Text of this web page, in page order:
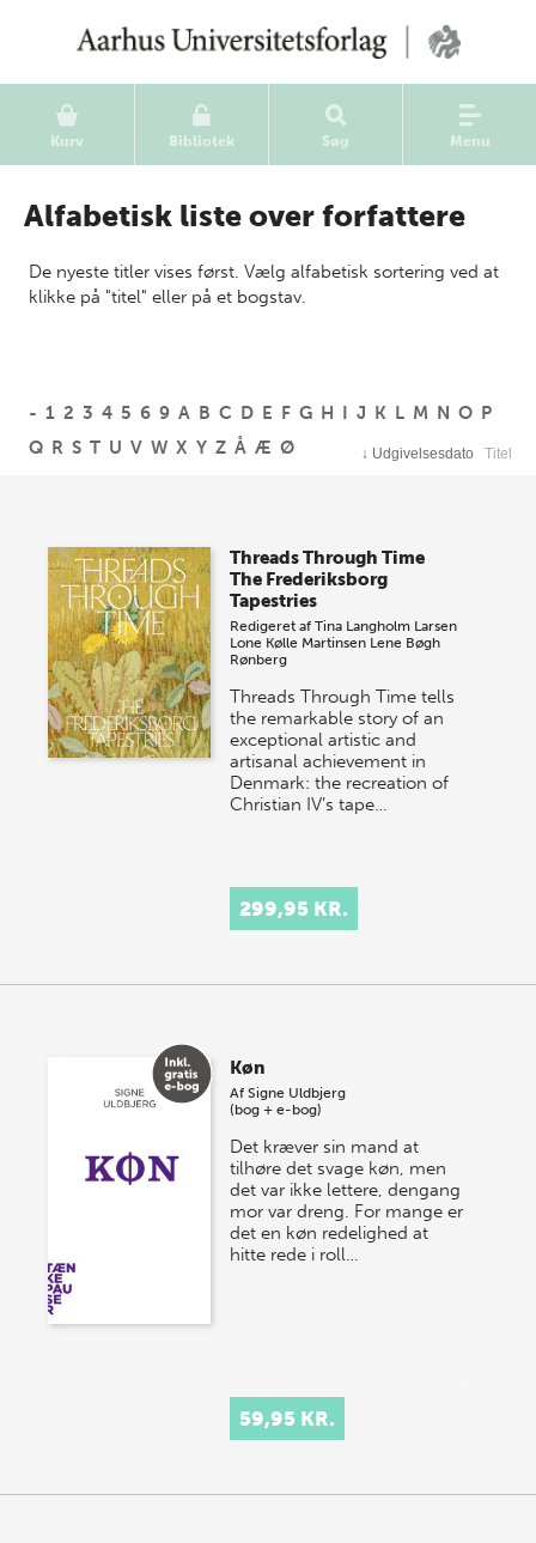
Kurv Bibliotek Søg Menu
Alfabetisk liste over forfattere
De nyeste titler vises først. Vælg alfabetisk sortering ved at
klikke på "titel" eller på et bogstav.
- 1 2 3 4 5 6 9 A B C D E F G H I J K L M N O P
Q R S T U V W X Y Z Å Æ Ø ↓ Udgivelsesdato Titel
Threads Through Time
The Frederiksborg
Tapestries
Redigeret afTina Langholm Larsen
Lone Kølle Martinsen Lene Bøgh
Rønberg
Threads Through Time tells
the remarkable story of an
exceptional artistic and
artisanal achievement in
Denmark: the recreation of
Christian IV’s tape…
299,95 KR.
Køn
AfSigne Uldbjerg
(bog + e-bog)
Det kræver sin mand at
tilhøre det svage køn, men
det var ikke lettere, dengang
mor var dreng. For mange er
det en køn redelighed at
hitte rede i roll…
59,95 KR.